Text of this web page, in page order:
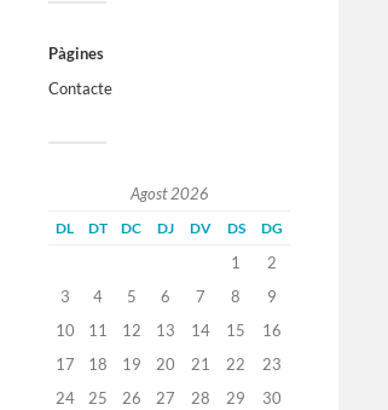
Pàgines
Contacte
Agost 2026
DL DT DC DJ DV DS DG
1
2
3
4 5 6 7 8
9
10
11 12 13 14 15
16
17
18 19 20 21 22
23
24
25 26 27 28 29
30